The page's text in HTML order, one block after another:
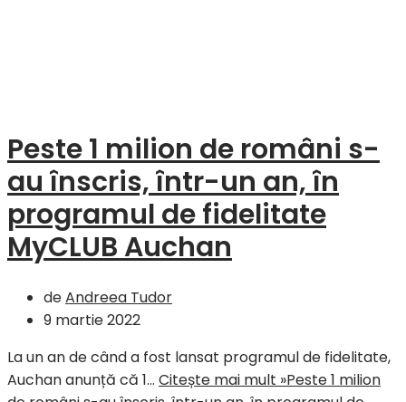
Peste 1 milion de români s-
au înscris, într-un an, în
programul de fidelitate
MyCLUB Auchan
deAndreea Tudor
9 martie 2022
La un an de când a fost lansat programul de fidelitate,
Auchan anunță că 1… Citește mai mult »Peste 1 milion